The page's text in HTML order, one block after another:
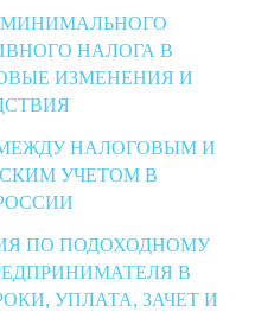
НАЛОГА В
ИЗМЕНЕНИЯ И
НАЛОГОВЫМ И
УЧЕТОМ В
ПО ПОДОХОДНОМУ
В
УПЛАТА, ЗАЧЕТ И